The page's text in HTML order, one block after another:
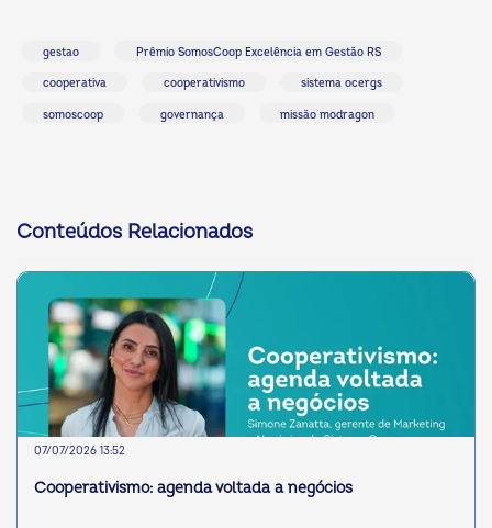
gestao Prêmio SomosCoop Excelência em Gestão RS
cooperativa cooperativismo sistema ocergs
somoscoop governança missão modragon
Conteúdos Relacionados
07/07/2026 13:52
Cooperativismo: agenda voltada a negócios